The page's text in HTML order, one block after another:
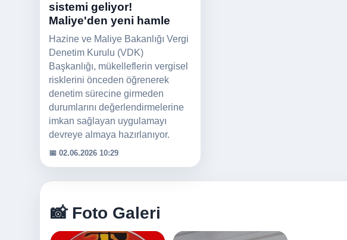
sistemi geliyor!
Maliye'den yeni hamle
Hazine ve Maliye Bakanlığı Vergi
Denetim Kurulu (VDK)
Başkanlığı, mükelleflerin vergisel
risklerini önceden öğrenerek
denetim sürecine girmeden
durumlarını değerlendirmelerine
imkan sağlayan uygulamayı
devreye almaya hazırlanıyor.
📅 02.06.2026 10:29
📸 Foto Galeri